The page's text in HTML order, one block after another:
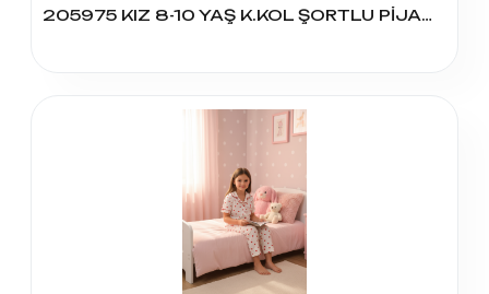
205975 KIZ 8-10 YAŞ K.KOL ŞORTLU PİJAMA TAKIM